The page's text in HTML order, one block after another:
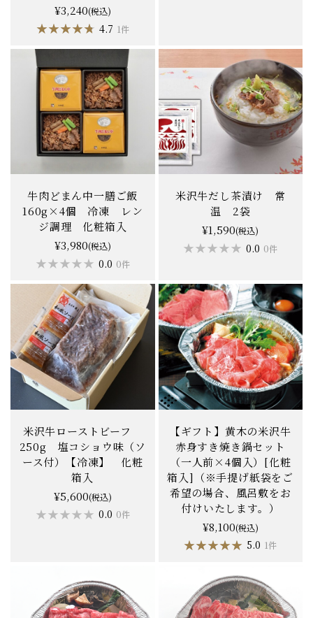
¥3,240(税込)
★★★★★
★★★★★ 4.7 1件
牛肉どまん中一膳ご飯
160g×4個 冷凍 レン
ジ調理 化粧箱入
¥3,980(税込)
★★★★★
★★★★★ 0.0 0件
米沢牛だし茶漬け 常
温 2袋
¥1,590(税込)
★★★★★
★★★★★ 0.0 0件
米沢牛ローストビーフ
250g 塩コショウ味（ソ
ース付）【冷凍】 化粧
箱入
¥5,600(税込)
★★★★★
★★★★★ 0.0 0件
【ギフト】黄木の米沢牛
赤身すき焼き鍋セット
（一人前×4個入）[化粧
箱入]（※手提げ紙袋をご
希望の場合、風呂敷をお
付けいたします。）
¥8,100(税込)
★★★★★
★★★★★ 5.0 1件